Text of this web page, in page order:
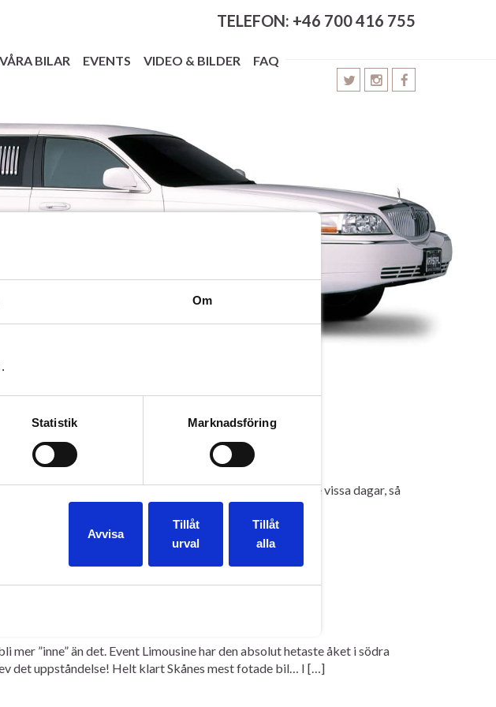
Om
Statistik Marknadsföring
Avvisa
Tillåt
urval
Tillåt
alla
TELEFON: +46 700 416 755
BILAR EVENTS VIDEO & BILDER FAQ
är begränsade. Vi kommer bli fullbokade vissa dagar, så
god tid! – VARNING – Vill […]
”inne” än det. Event Limousine har den absolut hetaste åket i södra
det uppståndelse! Helt klart Skånes mest fotade bil… I […]